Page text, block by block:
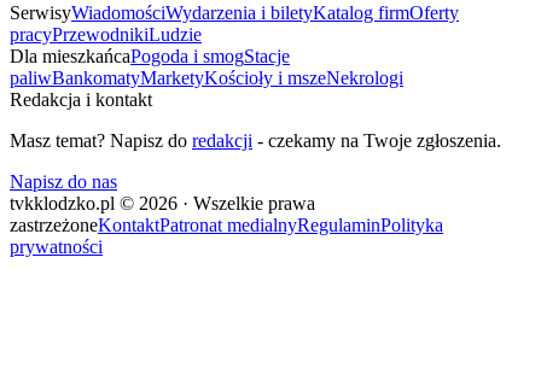
SerwisyWiadomościWydarzenia i biletyKatalog firmOferty
pracyPrzewodnikiLudzie
Dla mieszkańcaPogoda i smogStacje
paliwBankomatyMarketyKościoły i mszeNekrologi
Redakcja i kontakt
Masz temat? Napisz do redakcji - czekamy na Twoje zgłoszenia.
Napisz do nas
tvkklodzko.pl © 2026 · Wszelkie prawa
zastrzeżoneKontaktPatronat medialnyRegulaminPolityka
prywatności